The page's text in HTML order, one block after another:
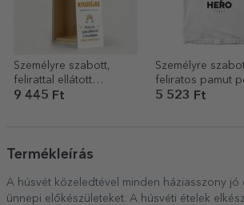
Személyre szabott,
felirattal ellátott
borosdoboz –
9 445 Ft
Személyre
feliratos pamut
My person
5 523 Ft
Termékleírás
A húsvét közeledtével minden háziasszony jó
ünnepi előkészületeket. A húsvéti ételek